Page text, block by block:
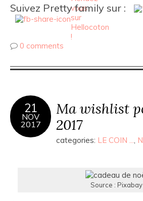
Suivez Pretty family sur :
0 comments
21
NOV
2017
Ma wishlist
2017
categories: LE COIN ...,
Source : Pixabay